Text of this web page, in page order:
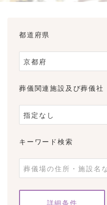
都道府県
葬儀関連施設及び葬儀社
キーワード検索
条件をクリア
詳細条件